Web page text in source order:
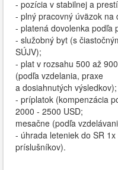
- pozícia v stabilnej a
- plný pracovný úväzok na
- platená dovolenka podľa
- služobný byt (s
SÚJV);
- plat v rozsahu 500 až
(podľa vzdelania, praxe
a dosiahnutých výsledkov);
- príplatok (kompenzácia
2000 - 2500 USD;
mesačne (podľa
- úhrada leteniek do SR
príslušníkov).